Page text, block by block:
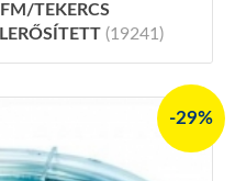
TEKERCS
(19241)
-29%